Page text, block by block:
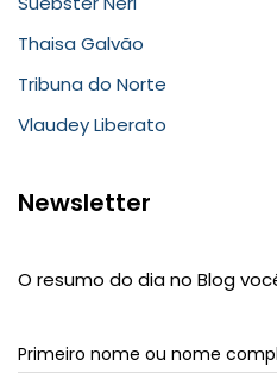
Thaisa Galvão
Tribuna do Norte
Vlaudey Liberato
Newsletter
O resumo do dia no Blog
Primeiro nome ou nome